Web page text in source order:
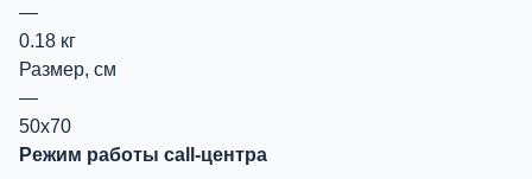
—
0.18 кг
Размер, см
—
50х70
Режим работы call-центра